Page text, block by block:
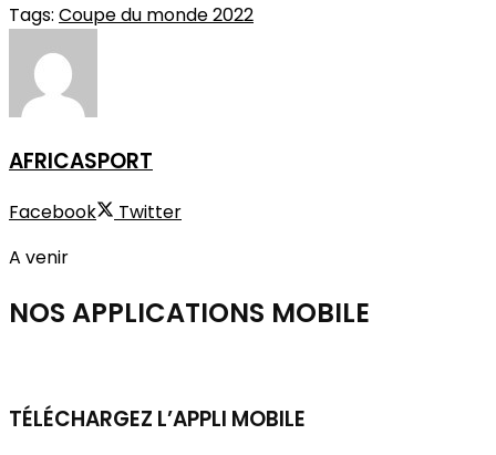
Tags: Coupe du monde 2022
AFRICASPORT
Facebook
Twitter
A venir
NOS APPLICATIONS MOBILE
TÉLÉCHARGEZ L’APPLI MOBILE